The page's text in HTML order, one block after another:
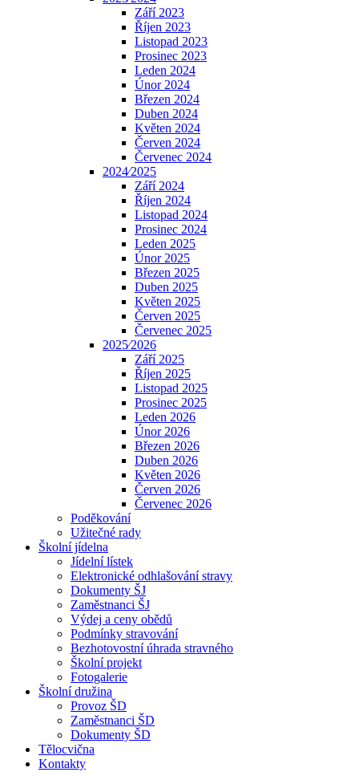
Září 2023
Říjen 2023
Listopad 2023
Prosinec 2023
Leden 2024
Únor 2024
Březen 2024
Duben 2024
Květen 2024
Červen 2024
Červenec 2024
2024⁄2025
Září 2024
Říjen 2024
Listopad 2024
Prosinec 2024
Leden 2025
Únor 2025
Březen 2025
Duben 2025
Květen 2025
Červen 2025
Červenec 2025
2025⁄2026
Září 2025
Říjen 2025
Listopad 2025
Prosinec 2025
Leden 2026
Únor 2026
Březen 2026
Duben 2026
Květen 2026
Červen 2026
Červenec 2026
Poděkování
Užitečné rady
Školní jídelna
Jídelní lístek
Elektronické odhlašování stravy
Dokumenty ŠJ
Zaměstnanci ŠJ
Výdej a ceny obědů
Podmínky stravování
Bezhotovostní úhrada stravného
Školní projekt
Fotogalerie
Školní družina
Provoz ŠD
Zaměstnanci ŠD
Dokumenty ŠD
Tělocvična
Kontakty